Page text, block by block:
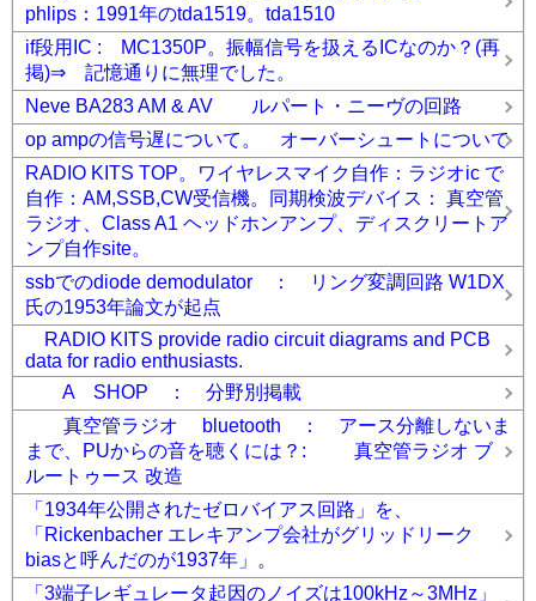
phlips：1991年のtda1519。tda1510
if段用IC : MC1350P。振幅信号を扱えるICなのか？(再
掲)⇒ 記憶通りに無理でした。
Neve BA283 AM & AV ルパート・ニーヴの回路
op ampの信号遅について。 オーバーシュートについて
RADIO KITS TOP。ワイヤレスマイク自作：ラジオic で
自作：AM,SSB,CW受信機。同期検波デバイス： 真空管
ラジオ、Class A1 ヘッドホンアンプ、ディスクリートア
ンプ自作site。
ssbでのdiode demodulator ： リング変調回路 W1DX
氏の1953年論文が起点
RADIO KITS provide radio circuit diagrams and PCB
data for radio enthusiasts.
A SHOP ： 分野別掲載
真空管ラジオ bluetooth ： アース分離しないま
まで、PUからの音を聴くには？: 真空管ラジオ ブ
ルートゥース 改造
「1934年公開されたゼロバイアス回路」を、
「Rickenbacher エレキアンプ会社がグリッドリーク
biasと呼んだのが1937年」。
「3端子レギュレータ起因のノイズは100kHz～3MHz」